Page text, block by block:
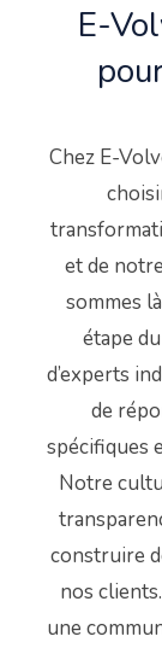
E-
Chez E-
et de
sommes
étape
d’experts
de
spécifiques
Notre
construire
nos
une